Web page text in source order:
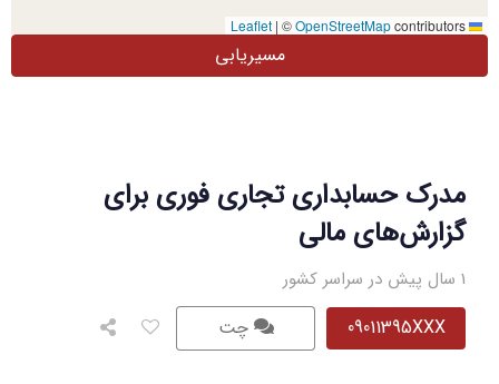
مدرک حسابداری تجاری فوری برای
گزارش‌های مالی
1 سال پیش در سراسر کشور
09011395XXX چت
| ©OpenStreetMapcontributors
مسیریابی